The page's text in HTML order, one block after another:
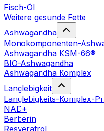
Fisch-Öl
Weitere gesunde Fette
Ashwagandha
Monokomponenten-
Ashwagandha KSM-66®
BIO-Ashwagandha
Ashwagandha Komplex
Langlebigkeit
Langlebigkeits-Komplex-
NAD+
Berberin
Resveratrol